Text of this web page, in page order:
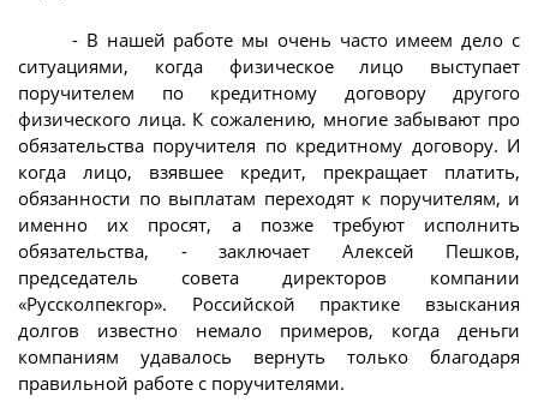
- В нашей работе мы очень часто имеем дело с
ситуациями, когда физическое лицо выступает
поручителем по кредитному договору другого
физического лица. К сожалению, многие забывают про
обязательства поручителя по кредитному договору. И
когда лицо, взявшее кредит, прекращает платить,
обязанности по выплатам переходят к поручителям, и
именно их просят, а позже требуют исполнить
обязательства, - заключает Алексей Пешков,
председатель совета директоров компании
«Руссколпекгор». Российской практике взыскания
долгов известно немало примеров, когда деньги
компаниям удавалось вернуть только благодаря
правильной работе с поручителями.